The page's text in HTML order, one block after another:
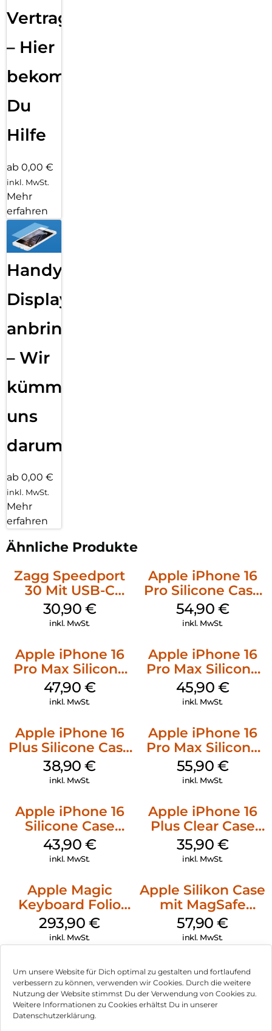
Um unsere Website für Dich optimal zu gestalten und fortlaufend
verbessern zu können, verwenden wir Cookies. Durch die weitere
Nutzung der Website stimmst Du der Verwendung von Cookies zu.
Weitere Informationen zu Cookies erhältst Du in unserer
Datenschutzerklärung.
Vertragsabwicklung
– Hier
bekommst
Du
Hilfe
ab 0,00 €
inkl. MwSt.
Mehr
erfahren
Handy
Displayfolie
anbringen
– Wir
kümmern
uns
darum!
ab 0,00 €
inkl. MwSt.
Mehr
erfahren
Ähnliche Produkte
Zagg Speedport
30 Mit USB-C
Kabel Weiß
30,90 €
inkl. MwSt.
Apple iPhone 16
Pro Silicone Case
MagSafe Black
54,90 €
inkl. MwSt.
Apple iPhone 16
Pro Max Silicone
Case MagSafe
Black
47,90 €
inkl. MwSt.
Apple iPhone 16
Pro Max Silicone
Case MagSafe
Ultramarine
45,90 €
inkl. MwSt.
Apple iPhone 16
Plus Silicone Case
MagSafe Denim
38,90€
inkl. MwSt.
Apple iPhone 16
Pro Max Silicone
Case MagSafe
Stone Gray
55,90 €
inkl. MwSt.
Apple iPhone 16
Silicone Case
MagSafe Plum
43,90 €
inkl. MwSt.
Apple iPhone 16
Plus Clear Case
MagSafe
Transparent
35,90 €
inkl. MwSt.
Apple Magic
Keyboard Folio
iPad 10.9″ (10.Gen.)
Weiß
293,90€
inkl. MwSt.
Apple Silikon Case
mit MagSafe
iPhone 14 Pro
(PRODUCT)RED
57,90€
inkl. MwSt.
Impressum